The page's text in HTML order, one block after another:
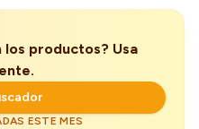
los productos? Usa
ESTE MES